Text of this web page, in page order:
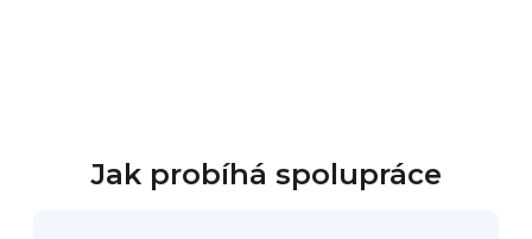
Jak probíhá spolupráce